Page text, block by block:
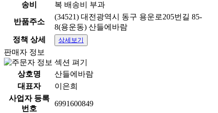
송비
복 배송비 부과
반품주소
(34521) 대전광역시 동구 용운로205번길 85-
8(용운동) 산들에바람
정책 상세
상세보기
판매자 정보
상호명
산들에바람
대표자
이은희
사업자 등록
번호
6991600849